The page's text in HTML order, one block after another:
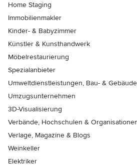
Home Staging
Immobilienmakler
Kinder- & Babyzimmer
Künstler & Kunsthandwerk
Möbelrestaurierung
Spezialanbieter
Umweltdienstleistungen, Bau- &
Umzugsunternehmen
3D-Visualisierung
Verbände, Hochschulen &
Verlage, Magazine & Blogs
Weinkeller
Elektriker